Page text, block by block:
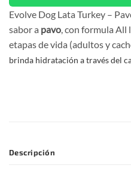
Evolve Dog Lata Turkey –
sabor a pavo, con formula All
etapas de vida (adultos y
brinda hidratación a través del
Descripción